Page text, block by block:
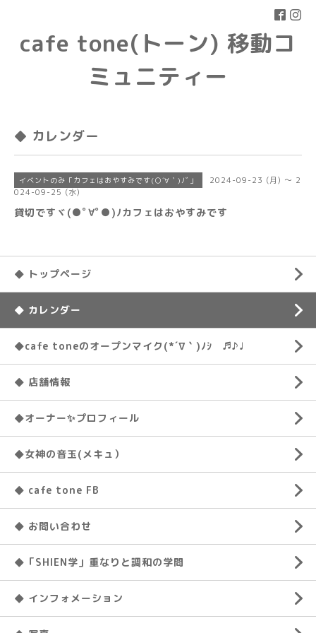
cafe tone(トーン) 移動コ
ミュニティー
◆ カレンダー
イベントのみ「カフェはおやすみです(○´∀｀)ﾉﾞ」
2024-09-23 (月) ～ 2
024-09-25 (水)
貸切ですヾ(●ﾟ∀ﾟ●)ﾉカフェはおやすみです
◆ トップページ
◆ カレンダー
◆cafe toneのオープンマイク(*´∇｀)ﾉｼ ♬♪♩
◆ 店舗情報
◆オーナー✨プロフィール
◆女神の音玉(メキュ）
◆ cafe tone FB
◆ お問い合わせ
◆「SHIEN学」重なりと調和の学問
◆ インフォメーション